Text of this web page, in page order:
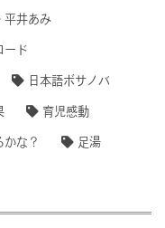
平井あみ
ード
日本語ボサノバ
育児感動
かな？ 足湯